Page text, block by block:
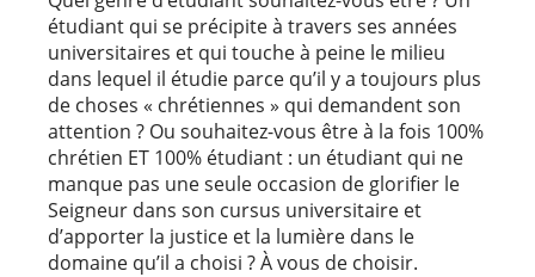
étudiant qui se précipite à travers ses années
universitaires et qui touche à peine le milieu
dans lequel il étudie parce qu’il y a toujours plus
de choses « chrétiennes » qui demandent son
attention ? Ou souhaitez-vous être à la fois 100%
chrétien ET 100% étudiant : un étudiant qui ne
manque pas une seule occasion de glorifier le
Seigneur dans son cursus universitaire et
d’apporter la justice et la lumière dans le
domaine qu’il a choisi ? À vous de choisir.